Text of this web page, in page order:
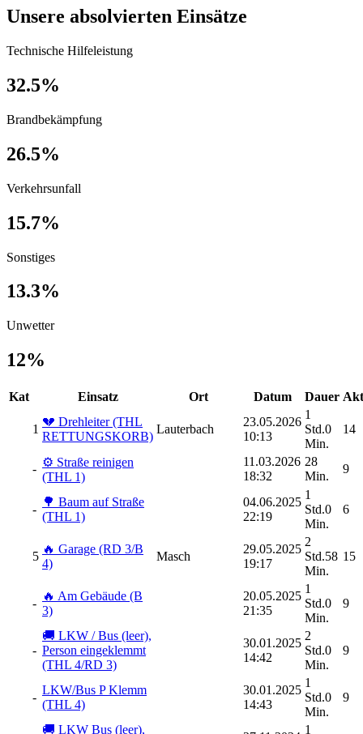
Unsere absolvierten Einsätze
Technische Hilfeleistung
32.5%
Brandbekämpfung
26.5%
Verkehrsunfall
15.7%
Sonstiges
13.3%
Unwetter
12%
Kat Einsatz Ort Datum Dauer
1
💔 Drehleiter (THL
RETTUNGSKORB)
Lauterbach
23.05.2026
10:13
1
Std.0
Min.
14
- ⚙️ Straße reinigen
(THL 1)
11.03.2026
18:32
28
Min.
9
-
🌳 Baum auf Straße
(THL 1)
04.06.2025
22:19
1
Std.0
Min.
6
5
🔥 Garage (RD 3/B
4)
Masch
29.05.2025
19:17
2
Std.58
Min.
15
-
🔥 Am Gebäude (B
3)
20.05.2025
21:35
1
Std.0
Min.
9
-
🚚 LKW / Bus (leer),
Person eingeklemmt
(THL 4/RD 3)
30.01.2025
14:42
2
Std.0
Min.
9
-
LKW/Bus P Klemm
(THL 4)
30.01.2025
14:43
1
Std.0
Min.
9
🚚 LKW Bus (leer),
1